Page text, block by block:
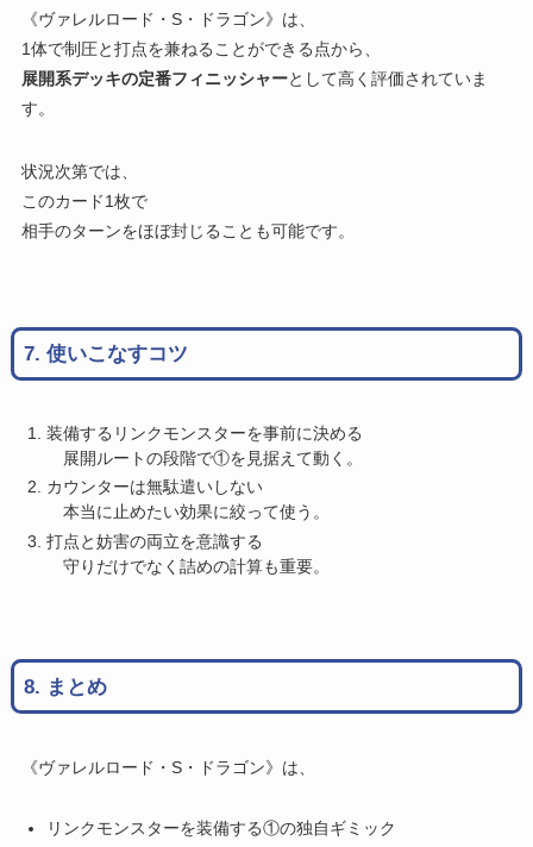
《ヴァレルロード・S・ドラゴン》は、
1体で制圧と打点を兼ねることができる点から、
展開系デッキの定番フィニッシャーとして高く評価されていま
す。
状況次第では、
このカード1枚で
相手のターンをほぼ封じることも可能です。
7. 使いこなすコツ
装備するリンクモンスターを事前に決める
展開ルートの段階で①を見据えて動く。
カウンターは無駄遣いしない
本当に止めたい効果に絞って使う。
打点と妨害の両立を意識する
守りだけでなく詰めの計算も重要。
8. まとめ
《ヴァレルロード・S・ドラゴン》は、
リンクモンスターを装備する①の独自ギミック